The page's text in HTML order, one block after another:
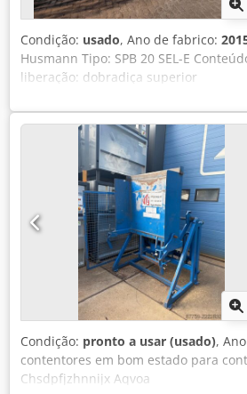
Condição: usado, Ano de fabrico:
Husmann Tipo: SPB 20 SEL-E
liberação: dobradiça superior
Condição: pronto a usar (usado),
contentores em bom estado para
Chsdpfjzhnnijx Aqvoa